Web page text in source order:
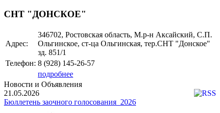
СНТ "ДОНСКОЕ"
Адрес:
346702, Ростовская область, М.р-н Аксайский, С.П.
Ольгинское, ст-ца Ольгинская, тер.СНТ "Донское"
зд. 851/1
Телефон: 8 (928) 145-26-57
подробнее
Новости и Объявления
21.05.2026
Бюллетень заочного голосования_2026